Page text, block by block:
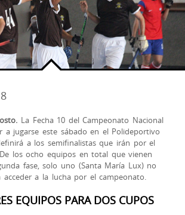
La Fecha 10 del Campeonato Nacional
a jugarse este sábado en el Polideportivo
a los semifinalistas que irán por el
los ocho equipos en total que vienen
fase, solo uno (Santa María Lux) no
a la lucha por el campeonato.
EQUIPOS PARA DOS CUPOS